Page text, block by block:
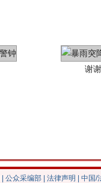
今
公众采编部 法律声明 | 中国